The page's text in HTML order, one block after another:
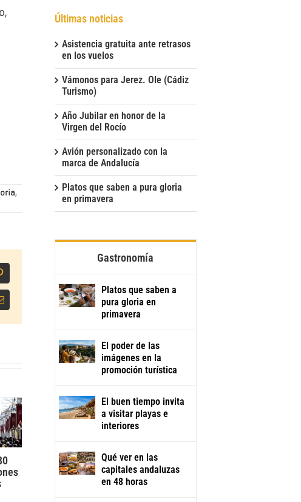
,
Asistencia
gratuita ante
retrasos en los
Año Jubilar en
honor de la
Virgen del
Últimas noticias
Asistencia gratuita ante retrasos
en los vuelos
Vámonos para Jerez. Ole (Cádiz
Turismo)
Año Jubilar en honor de la
Virgen del Rocío
Avión personalizado con la
marca de Andalucía
Platos que saben a pura gloria
en primavera
Gastronomía
Platos que saben a
pura gloria en
primavera
El poder de las
imágenes en la
promoción turística
El buen tiempo invita
a visitar playas e
interiores
Qué ver en las
capitales andaluzas
en 48 horas